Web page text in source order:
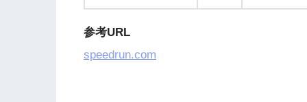
参考URL
speedrun.com